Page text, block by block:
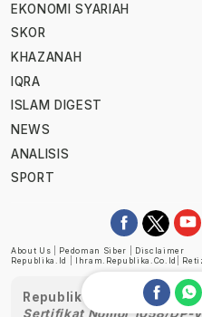
EKONOMI SYARIAH
SKOR
KHAZANAH
IQRA
ISLAM DIGEST
NEWS
ANALISIS
SPORT
About Us Pedoman Siber
Disclaimer
Republika.id
Ihram.republika.co.id
Republika telah
Sertifikat Nomor 1058/